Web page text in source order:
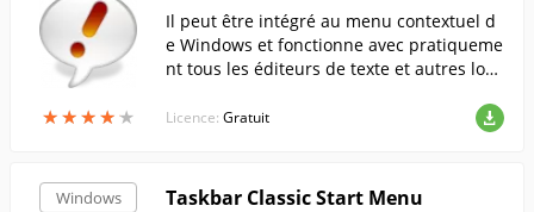
★★★★★
★★★★★
Il peut être intégré au menu contextuel d
e Windows et fonctionne avec pratiqueme
nt tous les éditeurs de texte et autres logi
Licence: Gratuit
Windows Taskbar Classic Start Menu